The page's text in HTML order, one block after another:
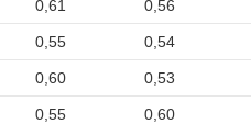
0,61 0,56
0,55 0,54
0,60 0,53
0,55 0,60